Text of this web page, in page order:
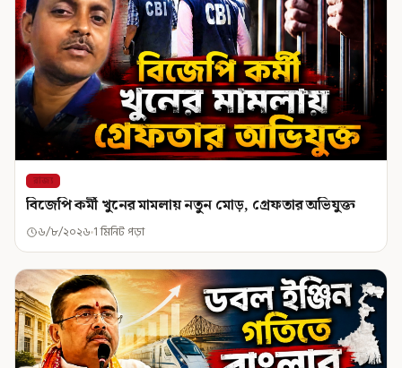
রাজ্য
বিজেপি কর্মী খুনের মামলায় নতুন মোড়, গ্রেফতার অভিযুক্ত
৬/৮/২০২৬ 1 মিনিট পড়া